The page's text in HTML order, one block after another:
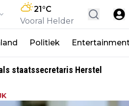
21°C
Vooral Helder
Politiek
staatssecretaris Herstel